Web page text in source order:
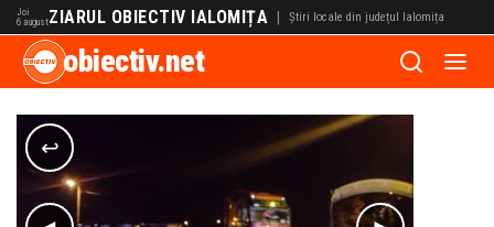
Joi
6 augustZIARUL OBIECTIV IALOMIȚA | Știri locale din județul Ialomița
obiectiv.net